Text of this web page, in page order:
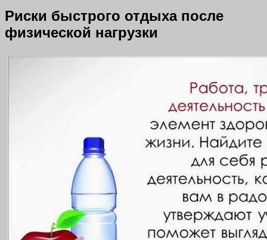
Риски быстрого отдыха после
физической нагрузки